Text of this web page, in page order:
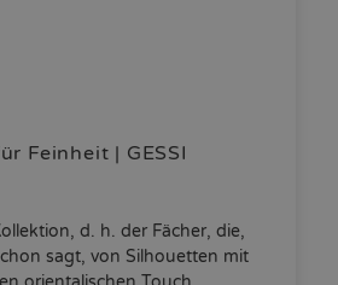
Feinheit | GESSI
d. h. der Fächer, die,
sagt, von Silhouetten mit